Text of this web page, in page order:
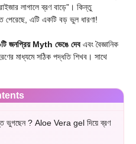
লাগালে ব্রণ বাড়ে”। কিন্তু
পেরেছে, এটি একটি বড় ভুল ধারণা!
জনপ্রিয় Myth ভেঙে দেব এবং বৈজ্ঞানিক
মাধ্যমে সঠিক পদ্ধতি শিখব। সাথে
ভুগছেন ? Aloe Vera gel দিয়ে ব্রণ